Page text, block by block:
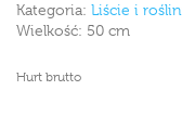
Kategoria: Liście i
Wielkość: 50 cm
Hurt brutto